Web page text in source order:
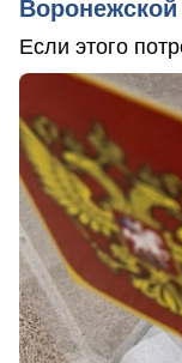
Если этого